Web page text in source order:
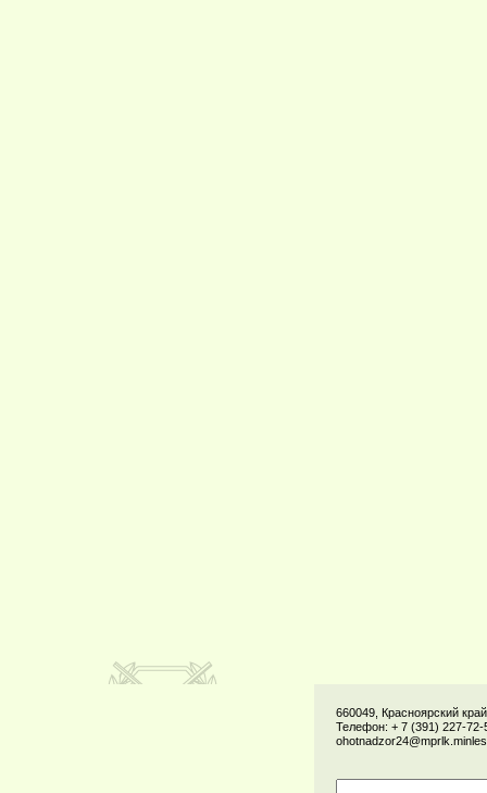
660049, Красноярский
Телефон: + 7 (391) 227-72-